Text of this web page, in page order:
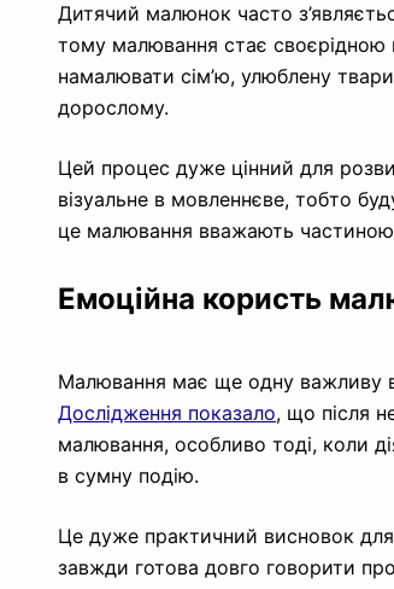
Дитячий малюнок часто
тому малювання стає своєрідною
намалювати сім’ю, улюблену
дорослому.
Цей процес дуже цінний для
візуальне в мовленнєве, тобто
це малювання вважають частиною
Емоційна користь
Малювання має ще одну важливу
Дослідження показало, що після
малювання, особливо тоді, коли
в сумну подію.
Це дуже практичний висновок для
завжди готова довго говорити